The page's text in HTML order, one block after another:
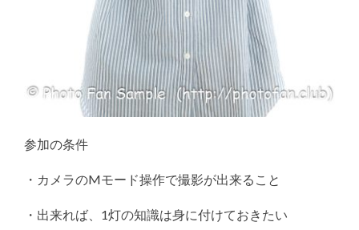
参加の条件
・カメラのMモード操作で撮影が出来ること
・出来れば、1灯の知識は身に付けておきたい